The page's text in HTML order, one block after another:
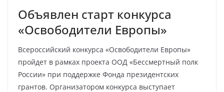
Объявлен старт конкурса
«Освободители Европы»
Всероссийский конкурса «Освободители Европы»
пройдет в рамках проекта ООД «Бессмертный полк
России» при поддержке Фонда президентских
грантов. Организатором конкурса выступает